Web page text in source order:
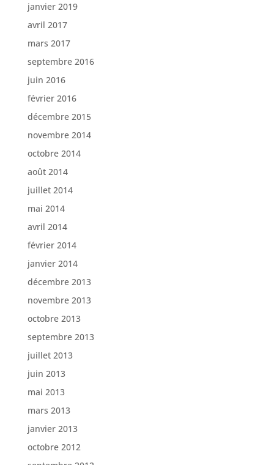
janvier 2019
avril 2017
mars 2017
septembre 2016
juin 2016
février 2016
décembre 2015
novembre 2014
octobre 2014
août 2014
juillet 2014
mai 2014
avril 2014
février 2014
janvier 2014
décembre 2013
novembre 2013
octobre 2013
septembre 2013
juillet 2013
juin 2013
mai 2013
mars 2013
janvier 2013
octobre 2012